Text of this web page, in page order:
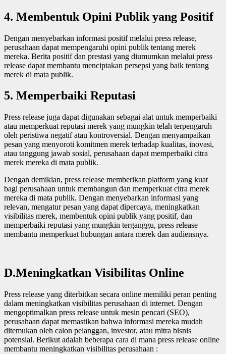
4. Membentuk Opini Publik yang Positif
Dengan menyebarkan informasi positif melalui press release,
perusahaan dapat mempengaruhi opini publik tentang merek
mereka. Berita positif dan prestasi yang diumumkan melalui press
release dapat membantu menciptakan persepsi yang baik tentang
merek di mata publik.
5. Memperbaiki Reputasi
Press release juga dapat digunakan sebagai alat untuk memperbaiki
atau memperkuat reputasi merek yang mungkin telah terpengaruh
oleh peristiwa negatif atau kontroversial. Dengan menyampaikan
pesan yang menyoroti komitmen merek terhadap kualitas, inovasi,
atau tanggung jawab sosial, perusahaan dapat memperbaiki citra
merek mereka di mata publik.
Dengan demikian, press release memberikan platform yang kuat
bagi perusahaan untuk membangun dan memperkuat citra merek
mereka di mata publik. Dengan menyebarkan informasi yang
relevan, mengatur pesan yang dapat dipercaya, meningkatkan
visibilitas merek, membentuk opini publik yang positif, dan
memperbaiki reputasi yang mungkin terganggu, press release
membantu memperkuat hubungan antara merek dan audiensnya.
D.Meningkatkan Visibilitas Online
Press release yang diterbitkan secara online memiliki peran penting
dalam meningkatkan visibilitas perusahaan di internet. Dengan
mengoptimalkan press release untuk mesin pencari (SEO),
perusahaan dapat memastikan bahwa informasi mereka mudah
ditemukan oleh calon pelanggan, investor, atau mitra bisnis
potensial. Berikut adalah beberapa cara di mana press release online
membantu meningkatkan visibilitas perusahaan :